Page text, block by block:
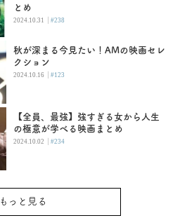
とめ
2024.10.31 |#238
秋が深まる今見たい！AMの映画セレ
クション
2024.10.16 |#123
【全員、最強】強すぎる女から人生
の極意が学べる映画まとめ
2024.10.02 |#234
もっと見る